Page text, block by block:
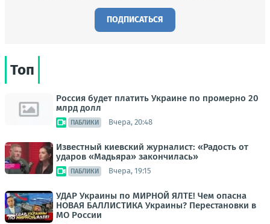
ПОДПИСАТЬСЯ
Топ
Россия будет платить Украине по промерно 20
млрд долл
ПАБЛИКИ Вчера, 20:48
Известный киевский журналист: «Радость от
ударов «Мадьяра» закончилась»
ПАБЛИКИ Вчера, 19:15
УДАР Украины по МИРНОЙ ЯЛТЕ! Чем опасна
НОВАЯ БАЛЛИСТИКА Украины? Перестановки в
МО России